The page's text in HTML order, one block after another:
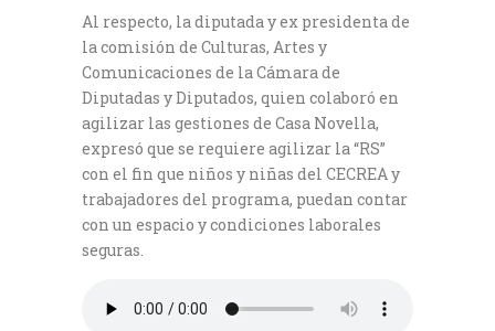
Al respecto, la diputada y ex presidenta de
la comisión de Culturas, Artes y
Comunicaciones de la Cámara de
Diputadas y Diputados, quien colaboró en
agilizar las gestiones de Casa Novella,
expresó que se requiere agilizar la “RS”
con el fin que niños y niñas del CECREA y
trabajadores del programa, puedan contar
con un espacio y condiciones laborales
seguras.